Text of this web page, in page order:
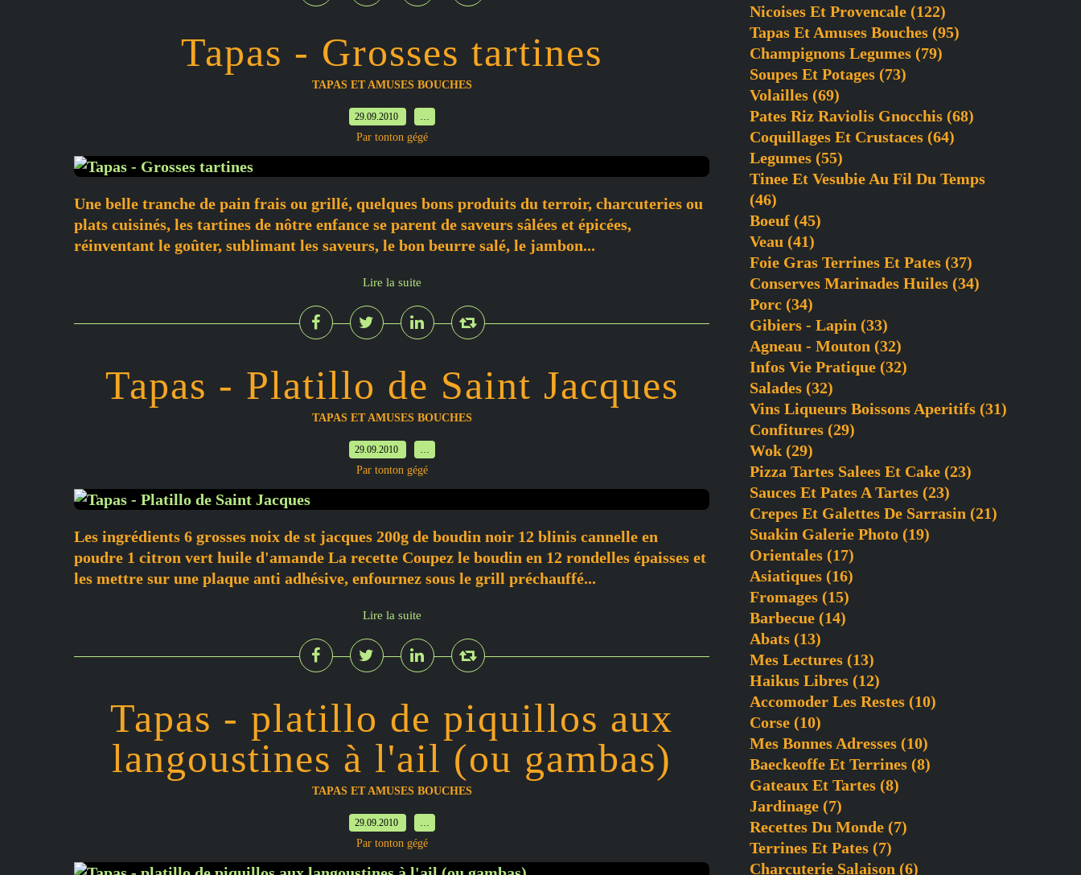
Tapas - Grosses tartines
TAPAS ET AMUSES BOUCHES
29.09.2010 …
Par tonton gégé
Une belle tranche de pain frais ou grillé, quelques bons produits du terroir, charcuteries ou
plats cuisinés, les tartines de nôtre enfance se parent de saveurs sâlées et épicées,
réinventant le goûter, sublimant les saveurs, le bon beurre salé, le jambon...
Lire la suite
Tapas - Platillo de Saint Jacques
TAPAS ET AMUSES BOUCHES
29.09.2010 …
Par tonton gégé
Les ingrédients 6 grosses noix de st jacques 200g de boudin noir 12 blinis cannelle en
poudre 1 citron vert huile d'amande La recette Coupez le boudin en 12 rondelles épaisses et
les mettre sur une plaque anti adhésive, enfournez sous le grill préchauffé...
Lire la suite
Tapas - platillo de piquillos aux
langoustines à l'ail (ou gambas)
TAPAS ET AMUSES BOUCHES
29.09.2010 …
Par tonton gégé
Nicoises Et Provencale (122)
Tapas Et Amuses Bouches (95)
Champignons Legumes (79)
Soupes Et Potages (73)
Volailles (69)
Pates Riz Raviolis Gnocchis (68)
Coquillages Et Crustaces (64)
Legumes (55)
Tinee Et Vesubie Au Fil Du Temps
(46)
Boeuf (45)
Veau (41)
Foie Gras Terrines Et Pates (37)
Conserves Marinades Huiles (34)
Porc (34)
Gibiers - Lapin (33)
Agneau - Mouton (32)
Infos Vie Pratique (32)
Salades (32)
Vins Liqueurs Boissons Aperitifs (31)
Confitures (29)
Wok (29)
Pizza Tartes Salees Et Cake (23)
Sauces Et Pates A Tartes (23)
Crepes Et Galettes De Sarrasin (21)
Suakin Galerie Photo (19)
Orientales (17)
Asiatiques (16)
Fromages (15)
Barbecue (14)
Abats (13)
Mes Lectures (13)
Haikus Libres (12)
Accomoder Les Restes (10)
Corse (10)
Mes Bonnes Adresses (10)
Baeckeoffe Et Terrines (8)
Gateaux Et Tartes (8)
Jardinage (7)
Recettes Du Monde (7)
Terrines Et Pates (7)
Charcuterie Salaison (6)